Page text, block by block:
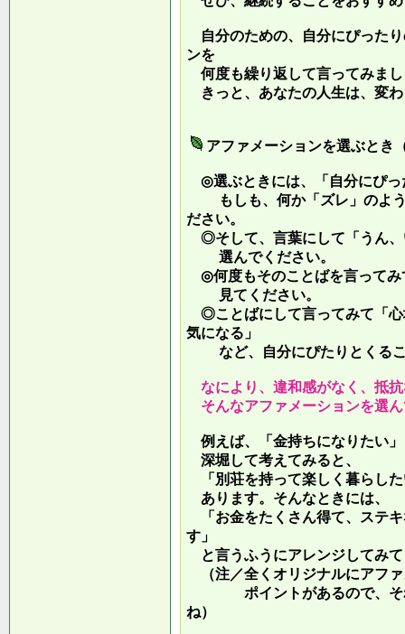
自分のための、自分にぴった
ンを
何度も繰り返して言ってみま
きっと、あなたの人生は、変
アファメーションを選ぶとき
◎選ぶときには、「自分にぴっ
もしも、何か「ズレ」のよう
ださい。
◎そして、言葉にして「うん、
選んでください。
◎何度もそのことばを言ってみ
見てください。
◎ことばにして言ってみて「心
気になる」
など、自分にぴたりとくるこ
なにより、違和感がなく、抵
そんなアファメーションを選
例えば、「金持ちになりたい
深堀して考えてみると、
「別荘を持って楽しく暮らし
あります。そんなときには、
「お金をたくさん得て、ステ
す」
と言うふうにアレンジしてみ
（注／全くオリジナルにアフ
ポイントがあるので、それ
ね）